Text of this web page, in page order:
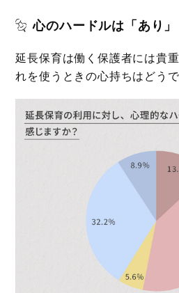
心のハードルは「あり
延長保育は働く保護者には貴
れを使うときの心持ちはどう